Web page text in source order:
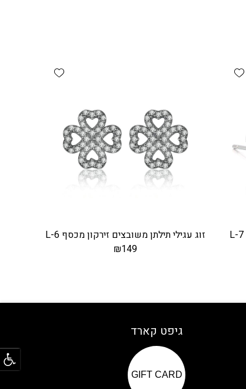
Add wishlist
Add wishlist
זוג עגילי תילתן משובצים זירקון מכסף L-6
₪149
גיפט קארד
GIFT CARD